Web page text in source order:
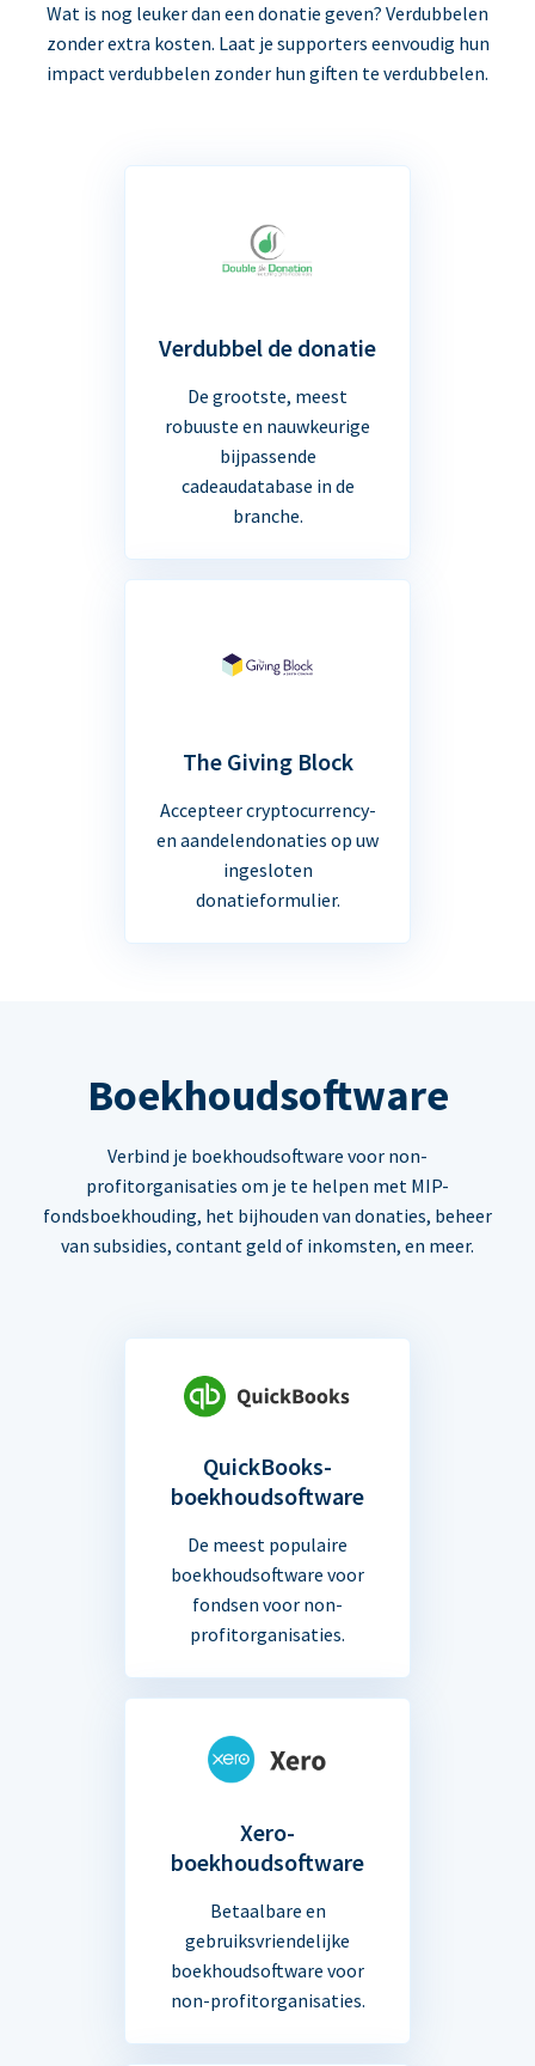
Wat is nog leuker dan een donatie geven? Verdubbelen
zonder extra kosten. Laat je supporters eenvoudig hun
impact verdubbelen zonder hun giften te verdubbelen.
Verdubbel de donatie
De grootste, meest
robuuste en nauwkeurige
bijpassende
cadeaudatabase in de
branche.
The Giving Block
Accepteer cryptocurrency-
en aandelendonaties op uw
ingesloten
donatieformulier.
Boekhoudsoftware
Verbind je boekhoudsoftware voor non-
profitorganisaties om je te helpen met MIP-
fondsboekhouding, het bijhouden van donaties, beheer
van subsidies, contant geld of inkomsten, en meer.
QuickBooks-
boekhoudsoftware
De meest populaire
boekhoudsoftware voor
fondsen voor non-
profitorganisaties.
Xero-
boekhoudsoftware
Betaalbare en
gebruiksvriendelijke
boekhoudsoftware voor
non-profitorganisaties.